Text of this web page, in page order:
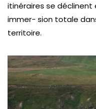
itinéraires se déclinent
immer- sion totale
territoire.